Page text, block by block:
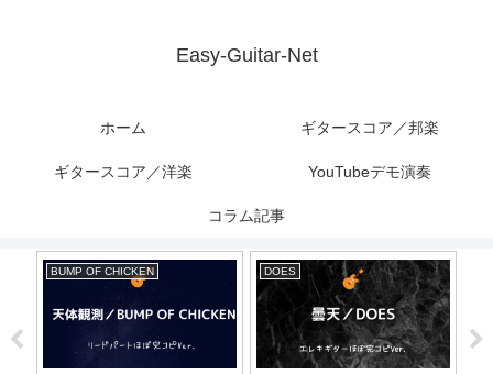
Easy-Guitar-Net
ホーム ギタースコア／邦楽
ギタースコア／洋楽 YouTubeデモ演奏
コラム記事
BUMP OF CHICKEN DOES